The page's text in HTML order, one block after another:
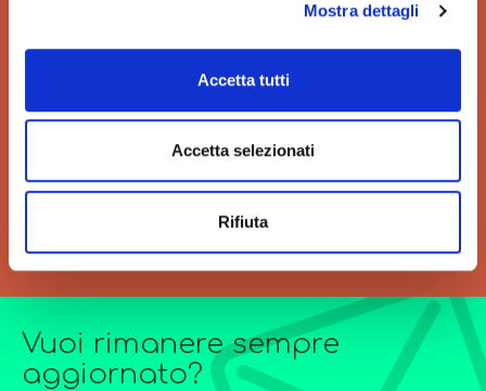
Mostra dettagli
Accetta tutti
Accetta selezionati
Rifiuta
Velocità di consegna per
di acquisto.
GRANDI ORDINI
Siamo sempre a tua
l’elaborazione di offerte di
grandi quantitativi o
forniture particolarmente
Vuoi rimanere sempre
aggiornato?